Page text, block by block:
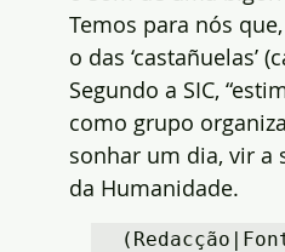
Temos para nós
o das ‘castañuelas’
Segundo a SIC,
como grupo
sonhar um dia, vir a
da Humanidade.